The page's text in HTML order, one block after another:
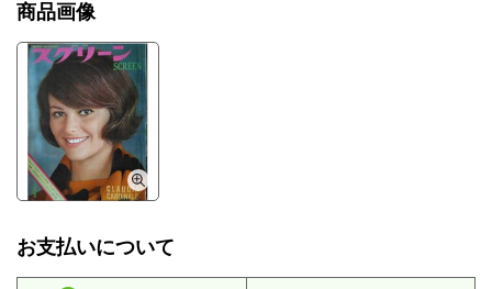
商品画像
お支払いについて